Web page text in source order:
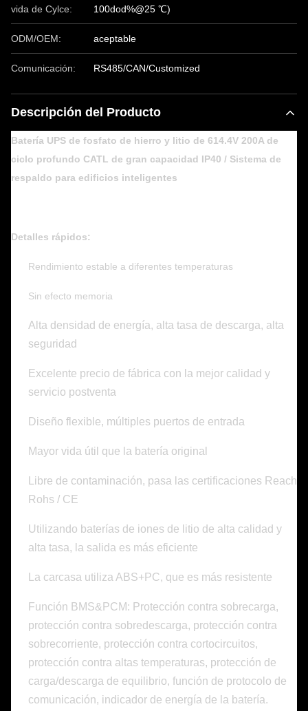
vida de Cylce:
100dod%@25 ℃)
ODM/OEM: aceptable
Comunicación: RS485/CAN/Customized
Descripción del Producto
Batería UPS de fosfato de hierro y litio de 614.4V 200A de
ciclo profundo CATL de gran capacidad IP40 / Sistema de
respaldo para edificios inteligentes
Detalles rápidos:
Rendimiento estable a diferentes temperaturas
Sin efecto memoria
Alta densidad de energía, alta tasa de descarga, alta
seguridad
Excelente precio de fábrica con la mejor calidad y
servicio postventa
Diseño flexible, múltiples puertos de entrada
Mayor vida útil que la batería original
Libre de contaminación, pasa las certificaciones Reach
Rohs / CE
Utilizando baterías de iones de litio de alta calidad y
alta tasa, la salida es más eficiente
La carcasa utiliza ABS+PC, que es más resistente
Función BMS&PCM: Protección contra sobrecarga,
protección contra sobredescarga, protección contra
sobrecorriente, protección contra cortocircuitos,
protección contra altas temperaturas, protección de
carga/descarga de equilibrio, función de protocolo de
comunicación, indicador de energía de la batería.